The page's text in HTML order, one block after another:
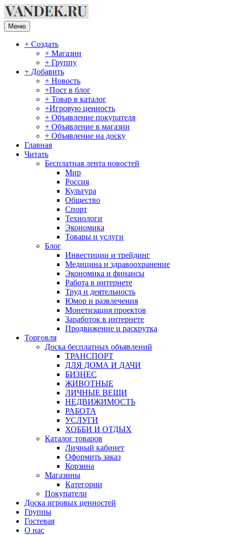
Перейти
к
содержимому
Меню
+ Создать
+ Магазин
+ Группу
+ Добавить
+ Новость
+Пост в блог
+ Товар в каталог
+Игровую ценность
+ Объявление покупателя
+ Объявление в магазин
+ Объявление на доску
Главная
Читать
Бесплатная лента новостей
Мир
Россия
Культура
Общество
Спорт
Технологи
Экономика
Товары и услуги
Блог
Инвестиции и трейдинг
Медицина и здравоохранение
Экономика и финансы
Работа в интернете
Труд и деятельность
Юмор и развлечения
Монетизация проектов
Заработок в интернете
Продвижение и раскрутка
Торговля
Доска бесплатных объявлений
ТРАНСПОРТ
ДЛЯ ДОМА И ДАЧИ
БИЗНЕС
ЖИВОТНЫЕ
ЛИЧНЫЕ ВЕЩИ
НЕДВИЖИМОСТЬ
РАБОТА
УСЛУГИ
ХОББИ И ОТДЫХ
Каталог товаров
Личный кабинет
Оформить заказ
Корзина
Магазины
Категории
Покупатели
Доска игровых ценностей
Группы
Гостевая
О нас